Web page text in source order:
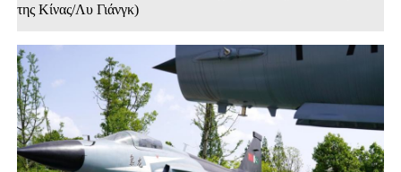
της Κίνας/Λυ Γιάνγκ)